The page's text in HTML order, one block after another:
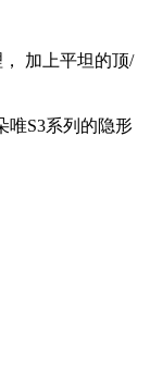
加上平坦的顶/
唯S3系列的隐形